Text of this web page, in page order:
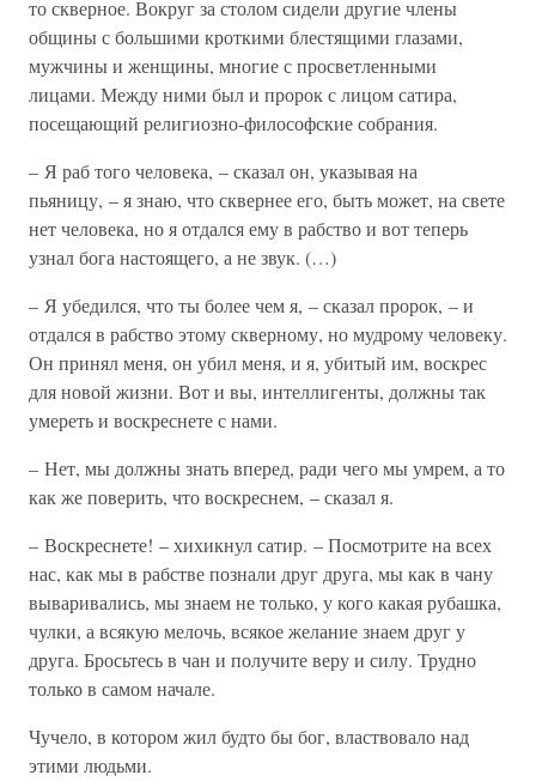
то скверное. Вокруг за столом сидели другие члены
общины с большими кроткими блестящими глазами,
мужчины и женщины, многие с просветленными
лицами. Между ними был и пророк с лицом сатира,
посещающий религиозно-философские собрания.
– Я раб того человека, – сказал он, указывая на
пьяницу, – я знаю, что сквернее его, быть может, на свете
нет человека, но я отдался ему в рабство и вот теперь
узнал бога настоящего, а не звук. (…)
– Я убедился, что ты более чем я, – сказал пророк, – и
отдался в рабство этому скверному, но мудрому человеку.
Он принял меня, он убил меня, и я, убитый им, воскрес
для новой жизни. Вот и вы, интеллигенты, должны так
умереть и воскреснете с нами.
– Нет, мы должны знать вперед, ради чего мы умрем, а то
как же поверить, что воскреснем, – сказал я.
– Воскреснете! – хихикнул сатир. – Посмотрите на всех
нас, как мы в рабстве познали друг друга, мы как в чану
вываривались, мы знаем не только, у кого какая рубашка,
чулки, а всякую мелочь, всякое желание знаем друг у
друга. Бросьтесь в чан и получите веру и силу. Трудно
только в самом начале.
Чучело, в котором жил будто бы бог, властвовало над
этими людьми.